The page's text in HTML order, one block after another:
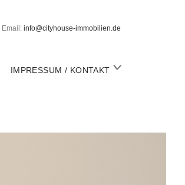
Email:info@cityhouse-immobilien.de
IMPRESSUM / KONTAKT o